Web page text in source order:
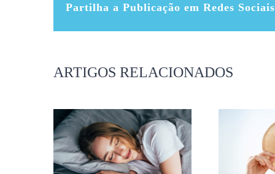
Partilha a Publicação em Redes
ARTIGOS RELACIONADOS